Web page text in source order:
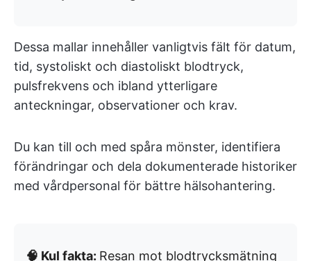
Dessa mallar innehåller vanligtvis fält för datum,
tid, systoliskt och diastoliskt blodtryck,
pulsfrekvens och ibland ytterligare
anteckningar, observationer och krav.
Du kan till och med spåra mönster, identifiera
förändringar och dela dokumenterade historiker
med vårdpersonal för bättre hälsohantering.
🧠 Kul fakta: Resan mot blodtrycksmätning